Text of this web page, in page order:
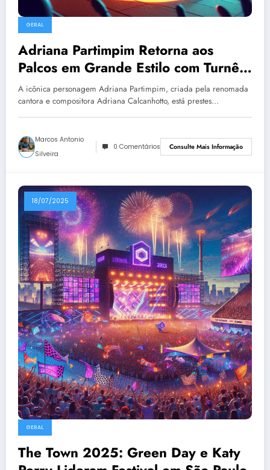
GERAL
Adriana Partimpim Retorna aos
Palcos em Grande Estilo com Turnê
Nacional
A icônica personagem Adriana Partimpim, criada pela renomada
cantora e compositora Adriana Calcanhotto, está prestes…
Marcos Antonio
Silveira
0 Comentários Consulte Mais Informação
18/07/2025
GERAL
The Town 2025: Green Day e Katy